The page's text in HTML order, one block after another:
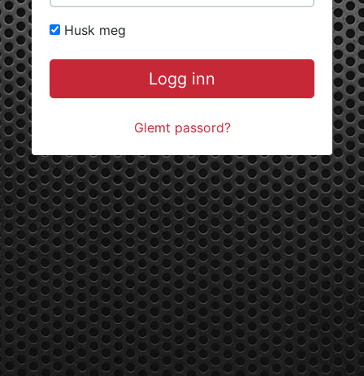
Husk meg
Logg inn
Glemt passord?